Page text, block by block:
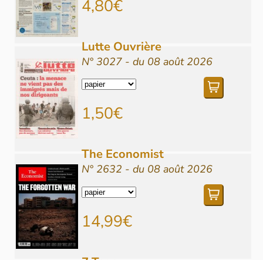
4,80€
Lutte Ouvrière
N° 3027 - du 08 août 2026
1,50€
The Economist
N° 2632 - du 08 août 2026
14,99€